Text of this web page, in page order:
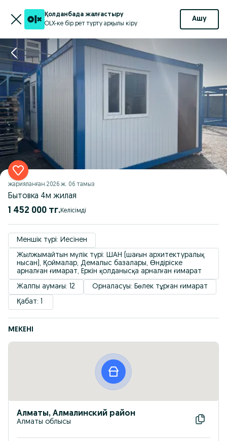
Қолданбада жалғастыру
OLX-ке бір рет түрту арқылы кіру
Ашу
жарияланған 2026 ж. 06 тамыз
Бытовка 4м жилая
1 452 000 тг. Келісімді
Меншік түрі: Иесінен
Жылжымайтын мүлік түрі: ШАН (шағын архитектуралық
нысан), Қоймалар, Демалыс базалары, Өндіріске
арналған ғимарат, Еркін қолданысқа арналған ғимарат
Жалпы аумағы: 12
Орналасуы: Бөлек тұрған ғимарат
Қабат: 1
МЕКЕНІ
Алматы, Алмалинский район
Алматы облысы